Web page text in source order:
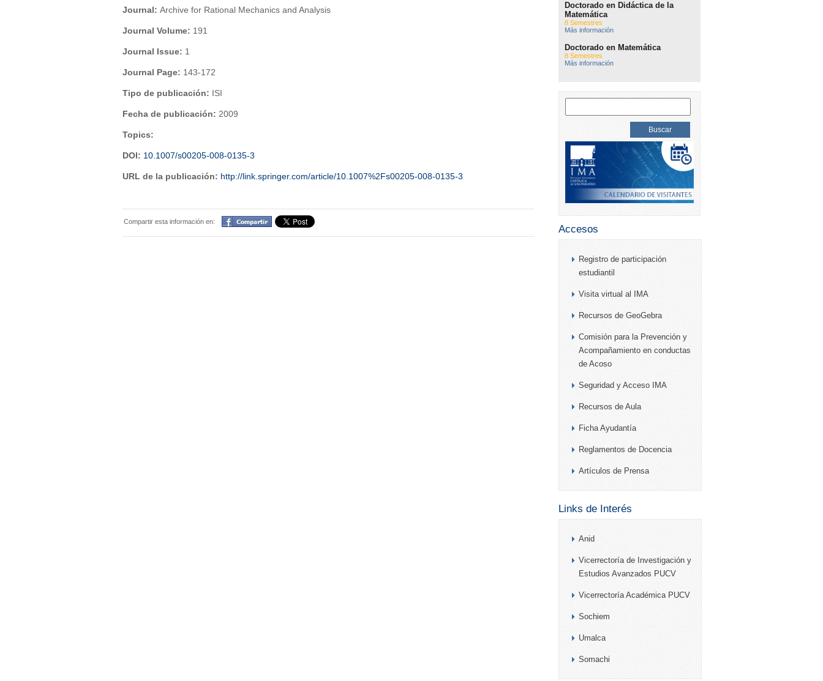
Journal: Archive for Rational Mechanics and Analysis
Journal Volume: 191
Journal Issue: 1
Journal Page: 143-172
Tipo de publicación: ISI
Fecha de publicación: 2009
Topics:
DOI: 10.1007/s00205-008-0135-3
URL de la publicación: http://link.springer.com/article/10.1007%2Fs00205-008-0135-3
Compartir esta información en: Compartir
Doctorado en Didáctica de la
Matemática
8 Semestres
Más información
Doctorado en Matemática
8 Semestres
Más información
Accesos
Registro de participación
estudiantil
Visita virtual al IMA
Recursos de GeoGebra
Comisión para la Prevención y
Acompañamiento en conductas
de Acoso
Seguridad y Acceso IMA
Recursos de Aula
Ficha Ayudantía
Reglamentos de Docencia
Artículos de Prensa
Links de Interés
Anid
Vicerrectoría de Investigación y
Estudios Avanzados PUCV
Vicerrectoría Académica PUCV
Sochiem
Umalca
Somachi